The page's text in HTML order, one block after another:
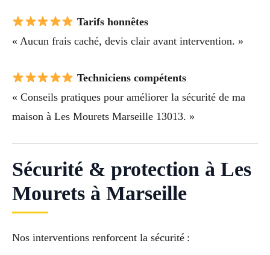
Tarifs honnêtes
« Aucun frais caché, devis clair avant intervention. »
Techniciens compétents
« Conseils pratiques pour améliorer la sécurité de ma
maison à Les Mourets Marseille 13013. »
Sécurité & protection à Les
Mourets à Marseille
Nos interventions renforcent la sécurité :